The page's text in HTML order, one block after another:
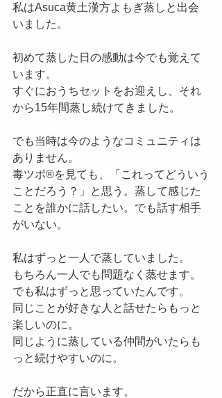
私はAsuca黄土漢方よもぎ蒸しと出会
いました。
初めて蒸した日の感動は今でも覚えて
います。
すぐにおうちセットをお迎えし、それ
から15年間蒸し続けてきました。
でも当時は今のようなコミュニティは
ありません。
毒ツボ®️を見ても、「これってどういう
ことだろう？」と思う。蒸して感じた
ことを誰かに話したい。でも話す相手
がいない。
私はずっと一人で蒸していました。
もちろん一人でも問題なく蒸せます。
でも私はずっと思っていたんです。
同じことが好きな人と話せたらもっと
楽しいのに。
同じように蒸している仲間がいたらも
っと続けやすいのに。
だから正直に言います。